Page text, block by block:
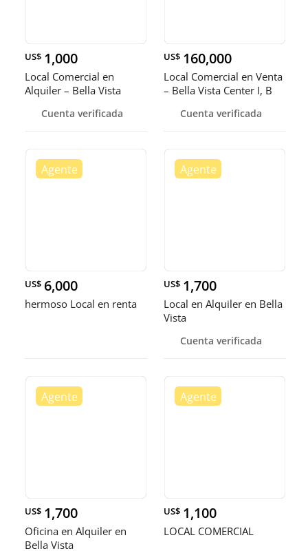
US$ 1,000
Local Comercial en
Alquiler – Bella Vista
Cuenta verificada
US$ 160,000
Local Comercial en Venta
– Bella Vista Center I, B
Cuenta verificada
US$ 6,000
hermoso Local en renta
US$ 1,700
Local en Alquiler en Bella
Vista
Cuenta verificada
US$ 1,700
Oficina en Alquiler en
Bella Vista
US$ 1,100
LOCAL COMERCIAL